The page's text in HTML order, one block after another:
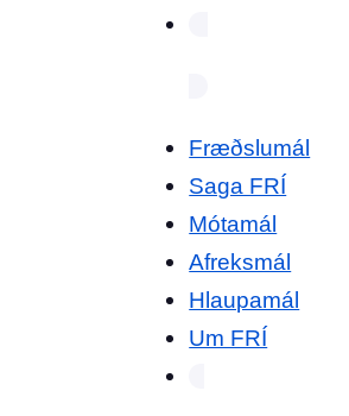
Fræðslumál
Saga FRÍ
Mótamál
Afreksmál
Hlaupamál
Um FRÍ